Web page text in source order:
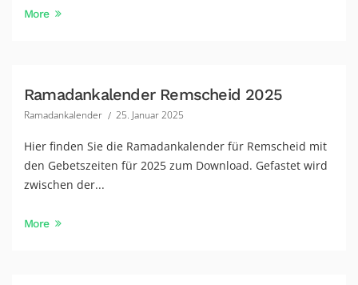
More
Ramadankalender Remscheid 2025
Ramadankalender 25. Januar 2025
Hier finden Sie die Ramadankalender für Remscheid mit
den Gebetszeiten für 2025 zum Download. Gefastet wird
zwischen der...
More